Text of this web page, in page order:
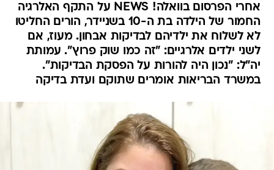
אחרי הפרסום בוואלה! NEWS על התקף האלרגיה
החמור של הילדה בת ה-10 בשניידר, הורים החליטו
לא לשלוח את ילדיהם לבדיקות אבחון. מעוז, אם
לשני ילדים אלרגיים: "זה כמו שוק פרוץ". עמותת
יה"ל: "נכון היה להורות על הפסקת הבדיקות".
במשרד הבריאות אומרים שתוקם ועדת בדיקה